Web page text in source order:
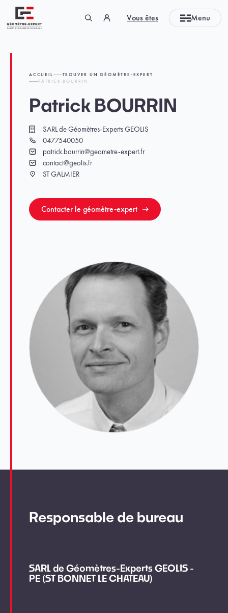
Vous êtes Menu
ACCUEIL
TROUVER UN GÉOMÈTRE-EXPERT
PATRICK BOURRIN
Patrick BOURRIN
CabinetSARL de Géomètres-Experts GEOLIS
Téléphone
0477540050
Emailpatrick.bourrin@geometre-expert.fr
Emailcontact@geolis.fr
Ville
ST GALMIER
Contacter le géomètre-expert
Responsable de bureau
SARL de Géomètres-Experts GEOLIS -
PE (ST BONNET LE CHATEAU)
Panneau de gestion des cookies